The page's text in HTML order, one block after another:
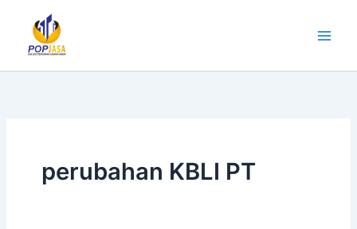
konten
perubahan KBLI PT